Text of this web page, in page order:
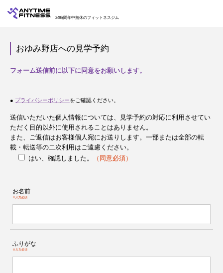
24時間年中無休のフィットネスジム
おゆみ野店への見学予約
フォーム送信前に以下に同意をお願いします。
● プライバシーポリシーをご確認ください。
送信いただいた個人情報については、見学予約の対応に利用させてい
ただく目的以外に使用されることはありません。
また、ご返信はお客様個人宛にお送りします。一部または全部の転
載・転送等の二次利用はご遠慮ください。
はい、確認しました。
（同意必須）
お名前
※入力必須
ふりがな
※入力必須